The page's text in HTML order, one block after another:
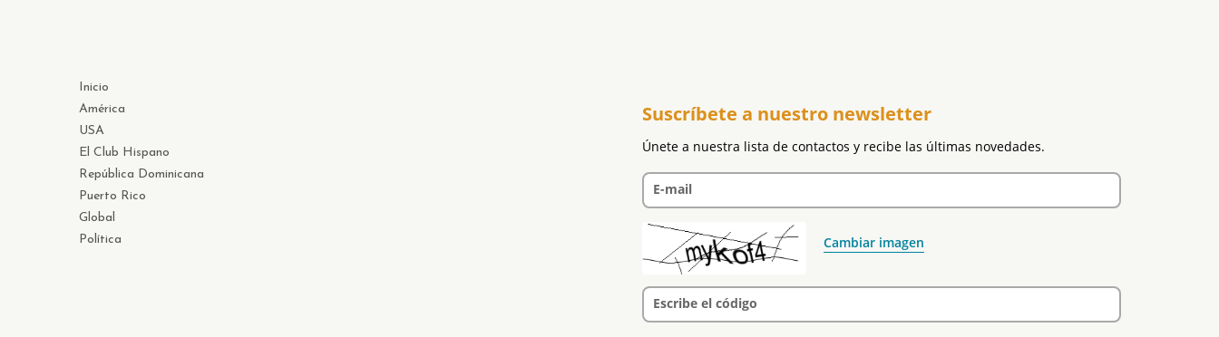
Inicio
América
USA
El Club Hispano
República Dominicana
Puerto Rico
Global
Política
Suscríbete a nuestro newsletter
Únete a nuestra lista de contactos y recibe las últimas novedades.
E-mail
Cambiar imagen
Escribe el código